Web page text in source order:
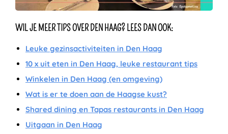
WIL JE MEER TIPS OVER DEN HAAG? LEES DAN OOK:
Leuke gezinsactiviteiten in Den Haag
10 x uit eten in Den Haag, leuke restaurant tips
Winkelen in Den Haag (en omgeving)
Wat is er te doen aan de Haagse kust?
Shared dining en Tapas restaurants in Den Haag
Uitgaan in Den Haag